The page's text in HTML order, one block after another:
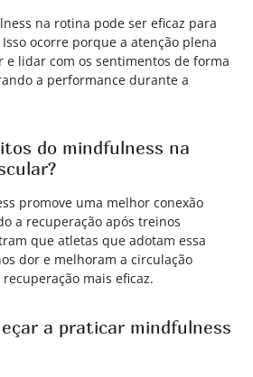
na rotina pode ser eficaz para
ocorre porque a atenção plena
e lidar com os sentimentos de forma
a performance durante a
do mindfulness na
promove uma melhor conexão
a recuperação após treinos
que atletas que adotam essa
dor e melhoram a circulação
mais eficaz.
a praticar mindfulness